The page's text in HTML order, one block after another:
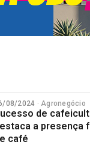
08/2024 · Agronegócio
de
a presença
café